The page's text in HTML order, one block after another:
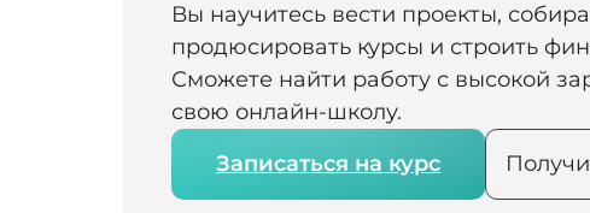
Вы научитесь вести проекты,
продюсировать курсы и строить
Сможете найти работу с высокой
свою онлайн-школу.
Записаться на курс